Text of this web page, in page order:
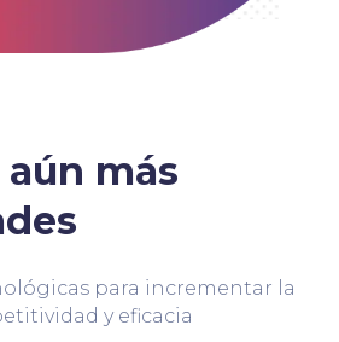
más
para incrementar la
y eficacia